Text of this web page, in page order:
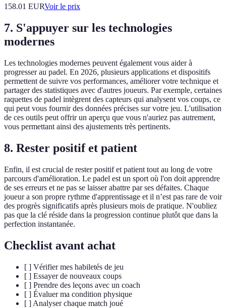
158.01 EURVoir le prix
7. S'appuyer sur les technologies
modernes
Les technologies modernes peuvent également vous aider à
progresser au padel. En 2026, plusieurs applications et dispositifs
permettent de suivre vos performances, améliorer votre technique et
partager des statistiques avec d'autres joueurs. Par exemple, certaines
raquettes de padel intègrent des capteurs qui analysent vos coups, ce
qui peut vous fournir des données précises sur votre jeu. L'utilisation
de ces outils peut offrir un aperçu que vous n'auriez pas autrement,
vous permettant ainsi des ajustements très pertinents.
8. Rester positif et patient
Enfin, il est crucial de rester positif et patient tout au long de votre
parcours d'amélioration. Le padel est un sport où l'on doit apprendre
de ses erreurs et ne pas se laisser abattre par ses défaites. Chaque
joueur a son propre rythme d'apprentissage et il n’est pas rare de voir
des progrès significatifs après plusieurs mois de pratique. N'oubliez
pas que la clé réside dans la progression continue plutôt que dans la
perfection instantanée.
Checklist avant achat
[ ] Vérifier mes habiletés de jeu
[ ] Essayer de nouveaux coups
[ ] Prendre des leçons avec un coach
[ ] Évaluer ma condition physique
[ ] Analyser chaque match joué